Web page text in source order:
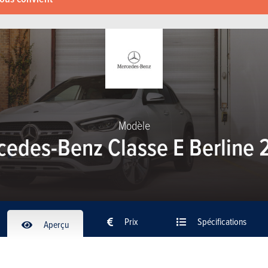
Modèle
Benz Classe E Berline
Aperçu Prix Spécifications